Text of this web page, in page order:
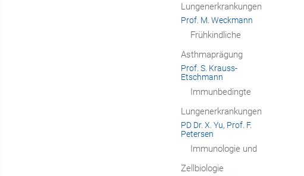
Lungenerkrankungen
Prof. M. Weckmann
Frühkindliche
Asthmaprägung
Prof. S. Krauss-
Etschmann
Immunbedingte
Lungenerkrankungen
PD Dr. X. Yu, Prof. F.
Petersen
Immunologie und
Zellbiologie